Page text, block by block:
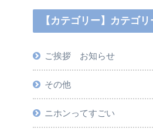
【カテゴリー】カテゴ
ご挨拶 お知らせ
その他
ニホンってすごい